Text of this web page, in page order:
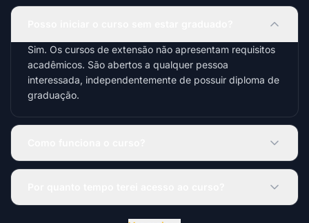
Sim. Os cursos de extensão não apresentam requisitos
acadêmicos. São abertos a qualquer pessoa
interessada, independentemente de possuir diploma de
graduação.